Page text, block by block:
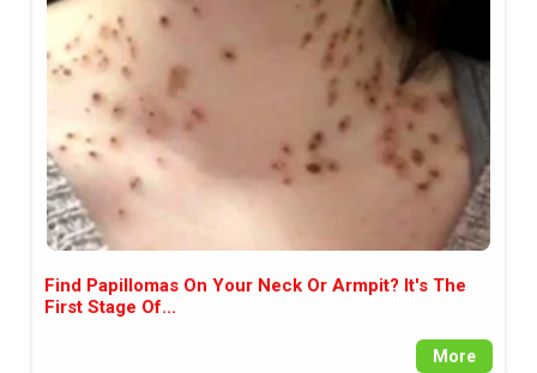
аудитория, затова държим на
прозрачност и коректност от
наша страна. Поднасяме ви
новините такива, каквито са. В
пълния си потенциал.
Find Papillomas On Your Neck Or Armpit? It's The
First Stage Of...
More